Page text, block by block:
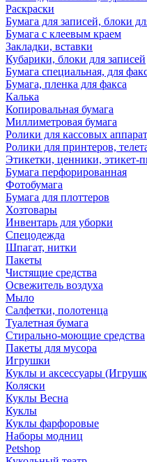
Раскраски
Бумага для записей, блоки
Бумага с клеевым краем
Закладки, вставки
Кубарики, блоки для записей
Бумага специальная, для
Бумага, пленка для факса
Калька
Копировальная бумага
Миллиметровая бумага
Ролики для кассовых
Ролики для принтеров,
Этикетки, ценники, этикет-
Бумага перфорированная
Фотобумага
Бумага для плоттеров
Хозтовары
Инвентарь для уборки
Спецодежда
Шпагат, нитки
Пакеты
Чистящие средства
Освежитель воздуха
Мыло
Салфетки, полотенца
Туалетная бумага
Стирально-моющие средства
Пакеты для мусора
Игрушки
Куклы и аксессуары
Коляски
Куклы Весна
Куклы
Куклы фарфоровые
Наборы модниц
Petshop